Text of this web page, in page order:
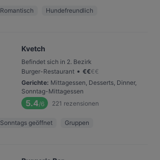
Romantisch Hundefreundlich
Kvetch
Befindet sich in 2. Bezirk
Burger-Restaurant • €€€€
Gerichte: Mittagessen, Desserts, Dinner,
Sonntag-Mittagessen
5.4/6 221 rezensionen
Sonntags geöffnet Gruppen